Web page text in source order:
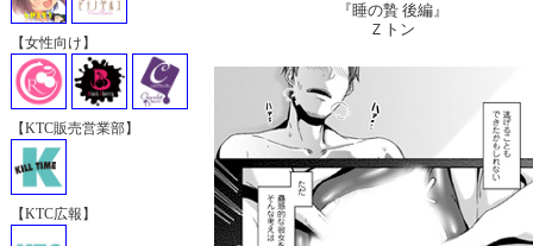
【女性向け】
【KTC販売営業部】
【KTC広報】
『睡の贄 後編』
Ｚトン